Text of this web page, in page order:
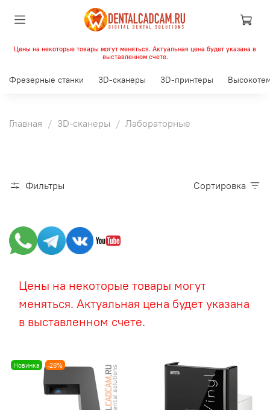
Цены на некоторые товары могут меняться. Актуальная цена будет указана в
выставленном счете.
Фрезерные станки 3D-сканеры 3D-принтеры
Главная 3D-сканеры Лабораторные
Фильтры Сортировка
Цены на некоторые товары могут
меняться. Актуальная цена будет указана
в выставленном счете.
Новинка -28%